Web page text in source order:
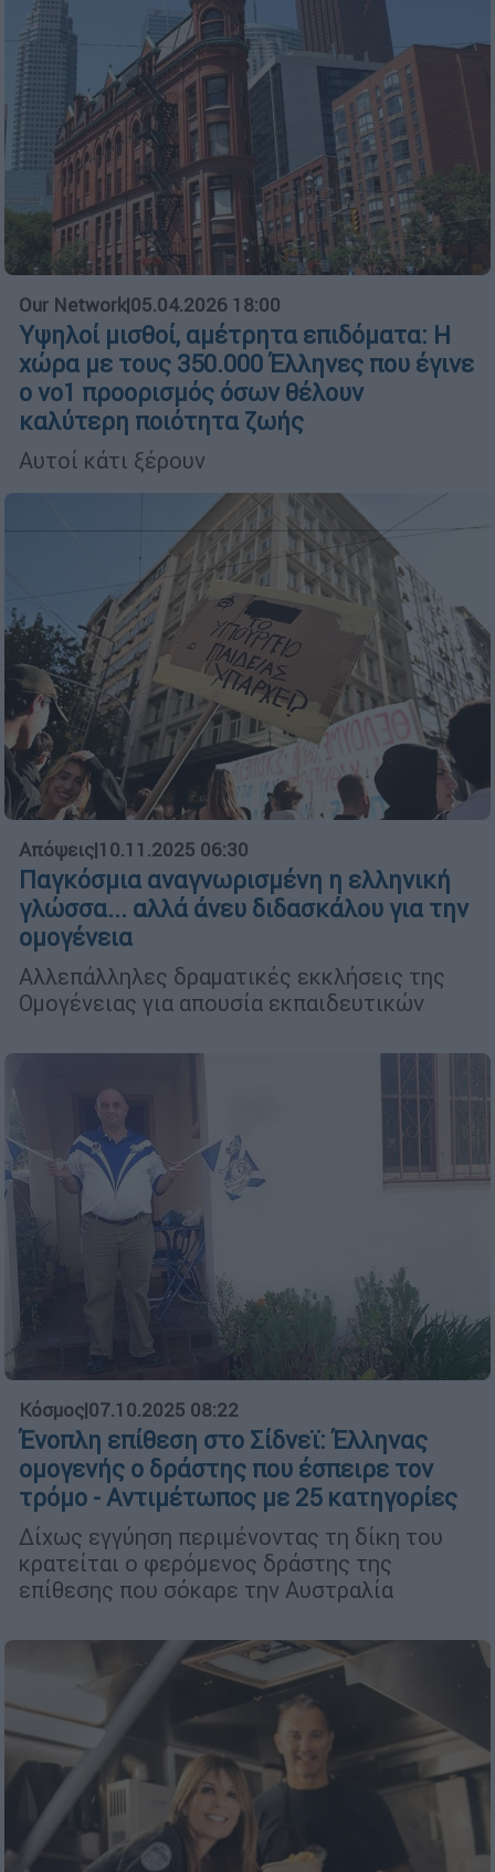
Our Network|05.04.2026 18:00
Υψηλοί μισθοί, αμέτρητα επιδόματα: Η
χώρα με τους 350.000 Έλληνες που έγινε
ο νο1 προορισμός όσων θέλουν
καλύτερη ποιότητα ζωής
Αυτοί κάτι ξέρουν
Απόψεις|10.11.2025 06:30
Παγκόσμια αναγνωρισμένη η ελληνική
γλώσσα... αλλά άνευ διδασκάλου για την
ομογένεια
Αλλεπάλληλες δραματικές εκκλήσεις της
Ομογένειας για απουσία εκπαιδευτικών
Κόσμος|07.10.2025 08:22
Ένοπλη επίθεση στο Σίδνεϊ: Έλληνας
ομογενής ο δράστης που έσπειρε τον
τρόμο - Αντιμέτωπος με 25 κατηγορίες
Δίχως εγγύηση περιμένοντας τη δίκη του
κρατείται ο φερόμενος δράστης της
επίθεσης που σόκαρε την Αυστραλία